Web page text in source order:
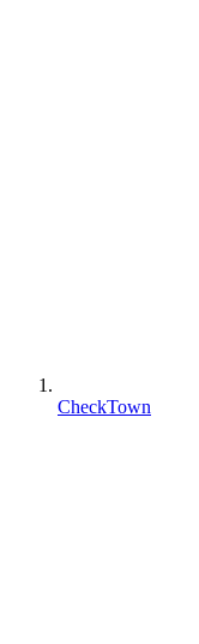
CheckTown